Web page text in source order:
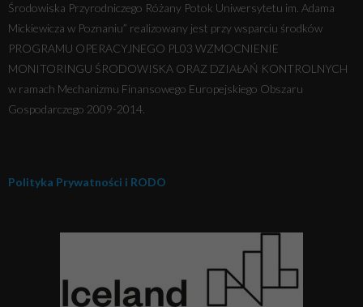
Środowiska Przyrodniczego Różany Potok Uniwersytetu im. Adama
Mickiewicza w Poznaniu” realizowany jest przy wsparciu środków
PROGRAMU OPERACYJNEGO PL03 WZMOCNIENIE
MONITORINGU ŚRODOWISKA ORAZ DZIAŁAŃ KONTROLNYCH
w ramach Mechanizmu Finansowego Europejskiego Obszaru
Gospodarczego 2009-2014.
Polityka Prywatności i RODO